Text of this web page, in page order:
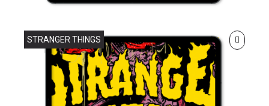
STRANGER THINGS